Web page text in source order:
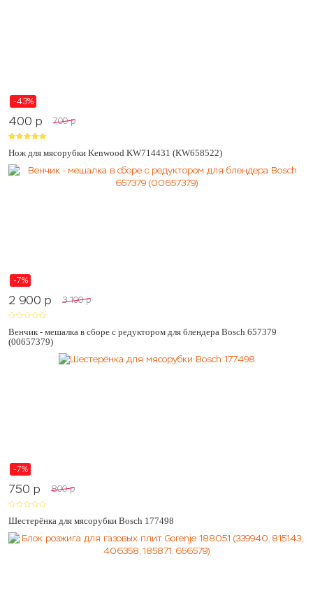
-43%
400 p 700 p
Нож для мясорубки Kenwood KW714431 (KW658522)
-7%
2 900 p 3 100 p
Венчик - мешалка в сборе с редуктором для блендера Bosch 657379
(00657379)
-7%
750 p 800 p
Шестерёнка для мясорубки Bosch 177498